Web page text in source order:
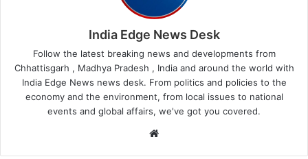
India Edge News Desk
Follow the latest breaking news and developments from
Chhattisgarh , Madhya Pradesh , India and around the world with
India Edge News news desk. From politics and policies to the
economy and the environment, from local issues to national
events and global affairs, we've got you covered.
Website